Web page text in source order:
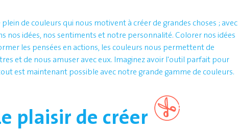
de couleurs qui nous motivent à créer de grandes choses ; avec
nos idées, nos sentiments et notre personnalité. Colorer nos idées
les pensées en actions, les couleurs nous permettent de
et de nous amuser avec eux. Imaginez avoir l'outil parfait pour
est maintenant possible avec notre grande gamme de couleurs.
plaisir de créer